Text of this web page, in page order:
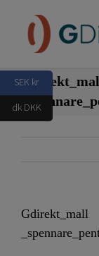
innehållet
Gdirekt_mall
SEK kr
dk DKK